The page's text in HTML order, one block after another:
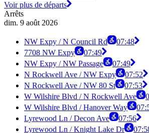
Voir plus de départs
Arrêts
dim. 9 août 2026
NW Expy / N Council Rd
07:48
7708 NW Expy
07:49
NW Expy / NW Passage
07:49
N Rockwell Ave / NW Expy
07:52
N Rockwell Ave / NW 80 St
07:53
W Wilshire Blvd / N Rockwell Ave
W Wilshire Blvd / Hanover Way
Lyrewood Ln / Decon Ave
07:56
Lyrewood Ln / Knight Lake Dr